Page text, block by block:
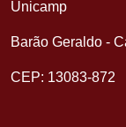
Unicamp
Barão Geraldo -
CEP: 13083-872